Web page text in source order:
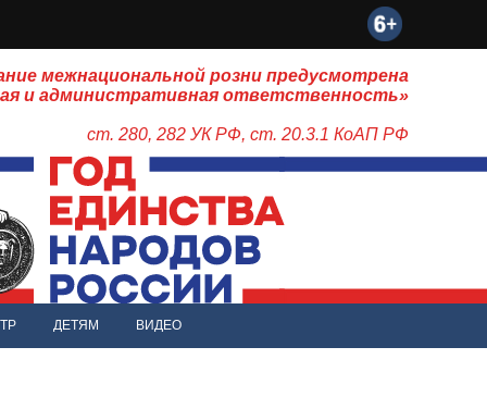
межнациональной розни предусмотрена
и административная ответственность»
ст. 280, 282 УК РФ, ст. 20.3.1 КоАП РФ
ДЕТЯМ ВИДЕО